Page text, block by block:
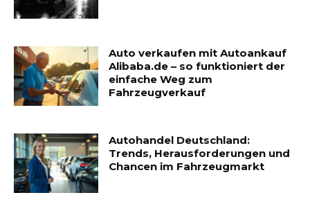
Auto verkaufen mit Autoankauf
Alibaba.de – so funktioniert der
einfache Weg zum
Fahrzeugverkauf
Autohandel Deutschland:
Trends, Herausforderungen und
Chancen im Fahrzeugmarkt